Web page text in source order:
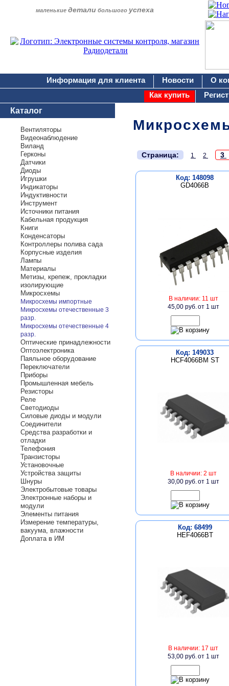
маленькие детали большого успеха
Информация для клиента Новости
О
Как купить
Каталог
Вентиляторы
Видеонаблюдение
Виланд
Герконы
Датчики
Диоды
Игрушки
Индикаторы
Индуктивности
Инструмент
Источники питания
Кабельная продукция
Книги
Конденсаторы
Контроллеры полива сада
Корпусные изделия
Лампы
Материалы
Метизы, крепеж, прокладки
изолирующие
Микросхемы
Микросхемы импортные
Микросхемы отечественные 3
разр.
Микросхемы отечественные 4
разр.
Оптические принадлежности
Оптоэлектроника
Паяльное оборудование
Переключатели
Приборы
Промышленная мебель
Резисторы
Реле
Светодиоды
Силовые диоды и модули
Соединители
Средства разработки и
отладки
Телефония
Транзисторы
Установочные
Устройства защиты
Шнуры
Электробытовые товары
Электронные наборы и
модули
Элементы питания
Измерение температуры,
вакуума, влажности
Доплата в ИМ
Страница:
1 2 3
Код: 148098
GD4066B
В наличии: 11 шт
45,00 руб.от 1 шт
Код: 149033
HCF4066BM ST
В наличии: 2 шт
30,00 руб.от 1 шт
Код: 68499
HEF4066BT
В наличии: 17 шт
53,00 руб.от 1 шт